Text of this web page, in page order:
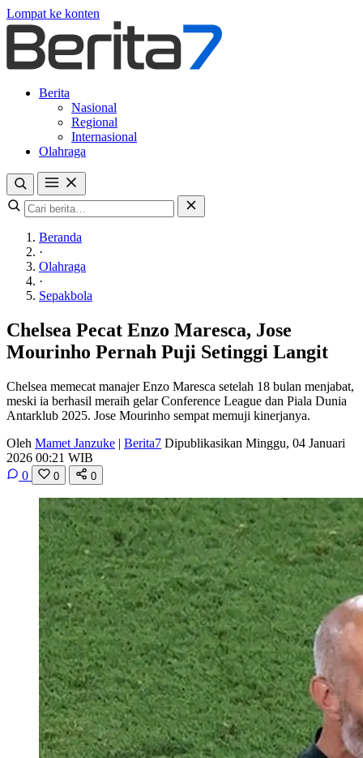
Lompat ke konten
Berita
Nasional
Regional
Internasional
Olahraga
Beranda
·
Olahraga
·
Sepakbola
Chelsea Pecat Enzo Maresca, Jose
Mourinho Pernah Puji Setinggi Langit
Chelsea memecat manajer Enzo Maresca setelah 18 bulan menjabat,
meski ia berhasil meraih gelar Conference League dan Piala Dunia
Antarklub 2025. Jose Mourinho sempat memuji kinerjanya.
Oleh Mamet Janzuke | Berita7 Dipublikasikan Minggu, 04 Januari
2026 00:21 WIB
0
0 0